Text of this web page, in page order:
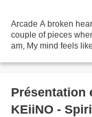
Arcade A broken
couple of pieces
am, My mind feels
Présentation
KEiiNO -